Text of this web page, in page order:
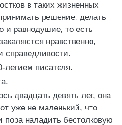
в таких жизненных
решение, делать
и равнодушие, то есть
нравственно,
справедливости.
летием писателя.
двадцать девять лет, она
уже не маленький, что
пора наладить бестолковую